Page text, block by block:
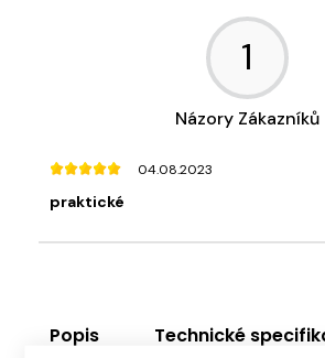
1
Názory Zákazníků
04.08.2023
praktické
Popis Technické